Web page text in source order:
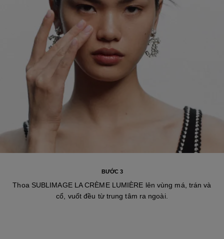
BƯỚC 3
Thoa SUBLIMAGE LA CRÈME LUMIÈRE lên vùng má, trán và
cổ, vuốt đều từ trung tâm ra ngoài.